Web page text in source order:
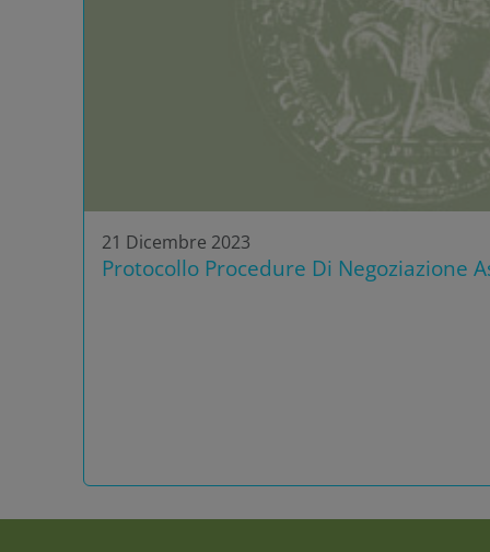
21 Dicembre 2023
Protocollo Procedure Di Negoziazione